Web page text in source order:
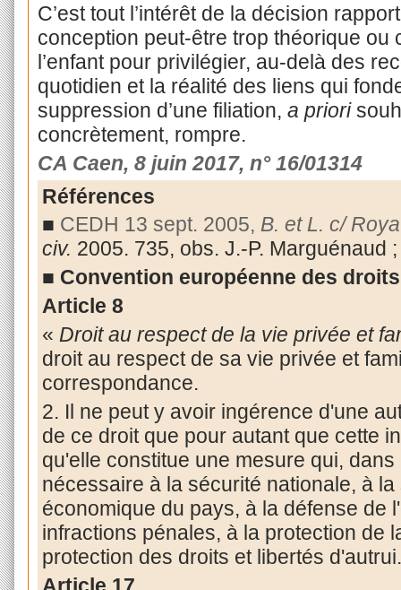
C’est tout l’intérêt de la décision
conception peut-être trop théorique ou
l’enfant pour privilégier, au-delà des
quotidien et la réalité des liens qui
suppression d’une filiation, a priori
concrètement, rompre.
CA Caen, 8 juin 2017, n° 16/01314
Références
■ CEDH 13 sept. 2005, B. et L. c/
civ. 2005. 735, obs. J.-P. Marguénaud
■ Convention européenne des droits
Article 8
« Droit au respect de la vie privée et
droit au respect de sa vie privée et
correspondance.
2. Il ne peut y avoir ingérence d'une
de ce droit que pour autant que cette
qu'elle constitue une mesure qui,
nécessaire à la sécurité nationale, à
économique du pays, à la défense de
infractions pénales, à la protection de
protection des droits et libertés
Article 17